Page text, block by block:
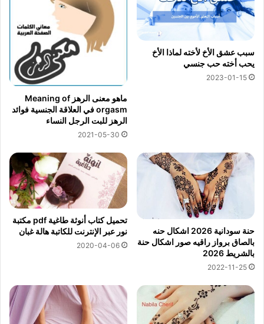
سبب عشق الأخ لأخته لماذا الأخ
يحب أخته حب جنسي
2023-01-15
ماهو معنى الرهز Meaning of
orgasm في العلاقة الجنسية فوائد
الرهز للبت الرجل النساء
2021-05-30
حنة سودانية 2026 اشكال حنه
بالصاق برواز راقيه صور اشكال حنة
بالشريط 2026
2022-11-25
تحميل كتاب أنوثة طاغية pdf مكتبة
نور عبر الإنترنت للكاتبة هالة غبان
2020-04-06